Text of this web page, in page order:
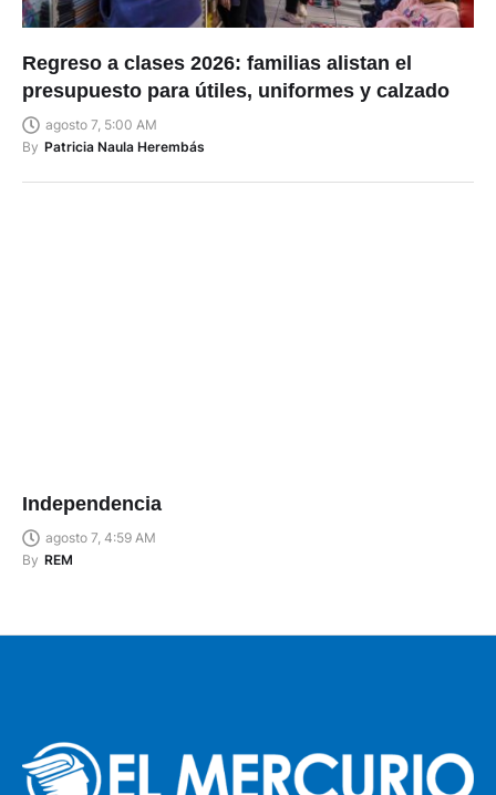
Regreso a clases 2026: familias alistan el
presupuesto para útiles, uniformes y calzado
agosto 7, 5:00 AM
By Patricia Naula Herembás
Independencia
agosto 7, 4:59 AM
By REM